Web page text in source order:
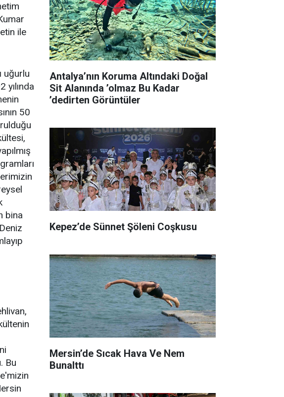
ile
uğurlu
yılında
50
bina
Bu
Antalya’nın Koruma Altındaki Doğal
Sit Alanında ’olmaz Bu Kadar
’dedirten Görüntüler
Kepez’de Sünnet Şöleni Coşkusu
Mersin’de Sıcak Hava Ve Nem
Bunalttı